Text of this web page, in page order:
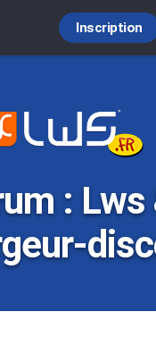
Inscription
: Lws